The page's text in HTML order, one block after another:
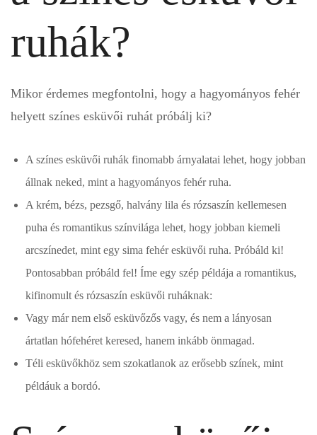
ruhák?
Mikor érdemes megfontolni, hogy a hagyományos fehér
helyett színes esküvői ruhát próbálj ki?
A színes esküvői ruhák finomabb árnyalatai lehet, hogy jobban
állnak neked, mint a hagyományos fehér ruha.
A krém, bézs, pezsgő, halvány lila és rózsaszín kellemesen
puha és romantikus színvilága lehet, hogy jobban kiemeli
arcszínedet, mint egy sima fehér esküvői ruha. Próbáld ki!
Pontosabban próbáld fel! Íme egy szép példája a romantikus,
kifinomult és rózsaszín esküvői ruháknak:
Vagy már nem első esküvőzős vagy, és nem a lányosan
ártatlan hófehéret keresed, hanem inkább önmagad.
Téli esküvőkhöz sem szokatlanok az erősebb színek, mint
példáuk a bordó.